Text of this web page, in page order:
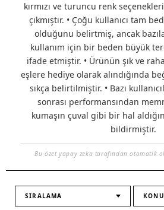
kırmızı ve turuncu renk
çıkmıştır. • Çoğu kullanıcı tam
olduğunu belirtmiş, ancak
kullanım için bir beden büyük
ifade etmiştir. • Ürünün şık ve
eşlere hediye olarak alındığında
sıkça belirtilmiştir. • Bazı
sonrası performansından
kumaşın çuval gibi bir hal
bildirmiştir.
Bu özet yapay zeka tarafından otomatik
SIRALAMA KONU